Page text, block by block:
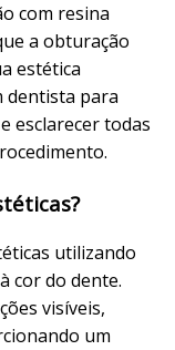
com resina
a obturação
estética
dentista para
esclarecer todas
utilizando
cor do dente.
visíveis,
um